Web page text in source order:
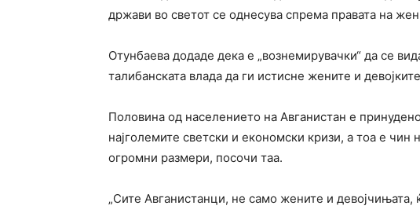
држави во светот се однесува спрема правата на
Отунбаева додаде дека е „вознемирувачки“ да се
талибанската влада да ги истисне жените и
Половина од населението на Авганистан е
најголемите светски и економски кризи, а тоа е чин
огромни размери, посочи таа.
„Сите Авганистанци, не само жените и девојчињата,